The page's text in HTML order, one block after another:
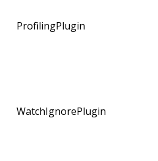
ProfilingPlugin
WatchIgnorePlugin